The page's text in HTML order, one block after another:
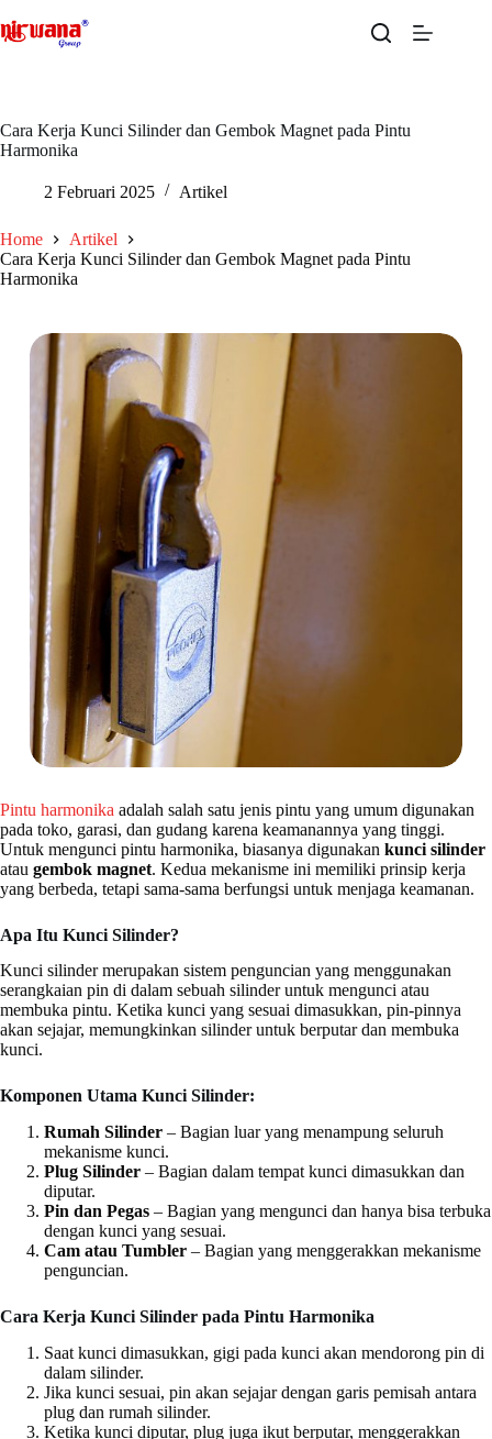
to
content
Cara Kerja Kunci Silinder dan Gembok Magnet pada Pintu
Harmonika
2 Februari 2025 Artikel
Home
Artikel
Cara Kerja Kunci Silinder dan Gembok Magnet pada Pintu
Harmonika
Pintu harmonika adalah salah satu jenis pintu yang umum digunakan
pada toko, garasi, dan gudang karena keamanannya yang tinggi.
Untuk mengunci pintu harmonika, biasanya digunakan kunci silinder
atau gembok magnet. Kedua mekanisme ini memiliki prinsip kerja
yang berbeda, tetapi sama-sama berfungsi untuk menjaga keamanan.
Apa Itu Kunci Silinder?
Kunci silinder merupakan sistem penguncian yang menggunakan
serangkaian pin di dalam sebuah silinder untuk mengunci atau
membuka pintu. Ketika kunci yang sesuai dimasukkan, pin-pinnya
akan sejajar, memungkinkan silinder untuk berputar dan membuka
kunci.
Komponen Utama Kunci Silinder:
Rumah Silinder – Bagian luar yang menampung seluruh
mekanisme kunci.
Plug Silinder – Bagian dalam tempat kunci dimasukkan dan
diputar.
Pin dan Pegas – Bagian yang mengunci dan hanya bisa terbuka
dengan kunci yang sesuai.
Cam atau Tumbler – Bagian yang menggerakkan mekanisme
penguncian.
Cara Kerja Kunci Silinder pada Pintu Harmonika
Saat kunci dimasukkan, gigi pada kunci akan mendorong pin di
dalam silinder.
Jika kunci sesuai, pin akan sejajar dengan garis pemisah antara
plug dan rumah silinder.
Ketika kunci diputar, plug juga ikut berputar, menggerakkan